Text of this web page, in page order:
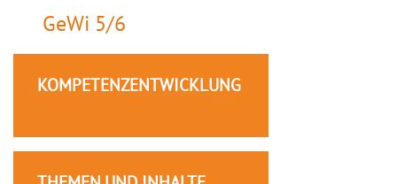
GeWi 5/6
KOMPETENZENTWICKLUNG